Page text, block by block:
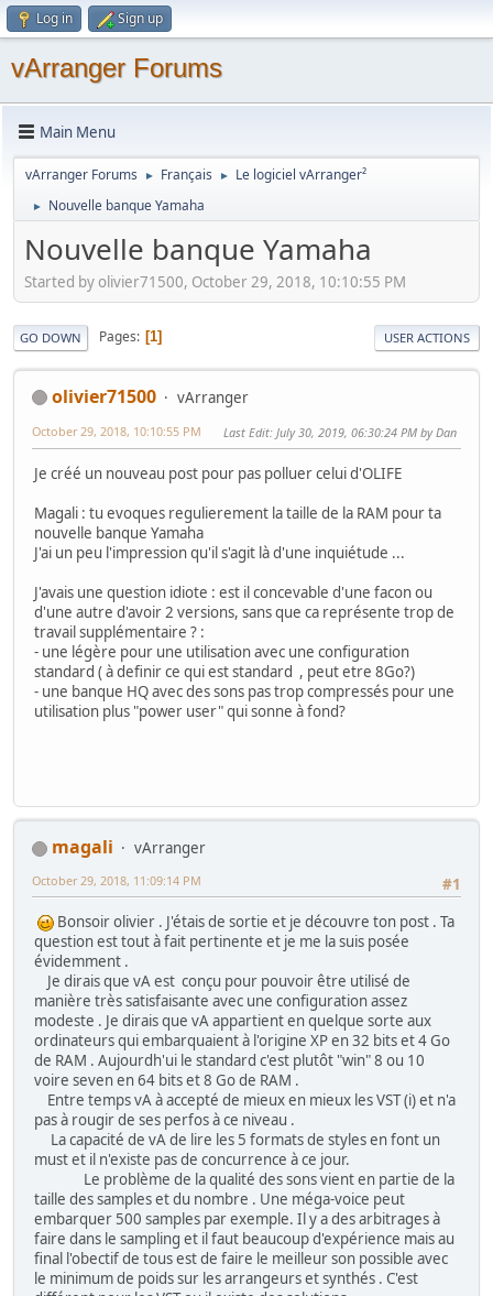
Log in Sign up
vArranger Forums
Main Menu
vArranger Forums ► Français ► Le logiciel vArranger²
► Nouvelle banque Yamaha
Nouvelle banque Yamaha
Started by olivier71500, October 29, 2018, 10:10:55 PM
GO DOWN Pages 1 USER ACTIONS
olivier71500 vArranger
October 29, 2018, 10:10:55 PM Last Edit: July 30, 2019, 06:30:24 PM by Dan
Je créé un nouveau post pour pas polluer celui d'OLIFE
Magali : tu evoques regulierement la taille de la RAM pour ta
nouvelle banque Yamaha
J'ai un peu l'impression qu'il s'agit là d'une inquiétude ...
J'avais une question idiote : est il concevable d'une facon ou
d'une autre d'avoir 2 versions, sans que ca représente trop de
travail supplémentaire ? :
- une légère pour une utilisation avec une configuration
standard ( à definir ce qui est standard , peut etre 8Go?)
- une banque HQ avec des sons pas trop compressés pour une
utilisation plus "power user" qui sonne à fond?
magali
vArranger
#1
October 29, 2018, 11:09:14 PM
Bonsoir olivier . J'étais de sortie et je découvre ton post . Ta
question est tout à fait pertinente et je me la suis posée
évidemment .
Je dirais que vA est conçu pour pouvoir être utilisé de
manière très satisfaisante avec une configuration assez
modeste . Je dirais que vA appartient en quelque sorte aux
ordinateurs qui embarquaient à l'origine XP en 32 bits et 4 Go
de RAM . Aujourdh'ui le standard c'est plutôt "win" 8 ou 10
voire seven en 64 bits et 8 Go de RAM .
Entre temps vA à accepté de mieux en mieux les VST (i) et n'a
pas à rougir de ses perfos à ce niveau .
La capacité de vA de lire les 5 formats de styles en font un
must et il n'existe pas de concurrence à ce jour.
Le problème de la qualité des sons vient en partie de la
taille des samples et du nombre . Une méga-voice peut
embarquer 500 samples par exemple. Il y a des arbitrages à
faire dans le sampling et il faut beaucoup d'expérience mais au
final l'obectif de tous est de faire le meilleur son possible avec
le minimum de poids sur les arrangeurs et synthés . C'est